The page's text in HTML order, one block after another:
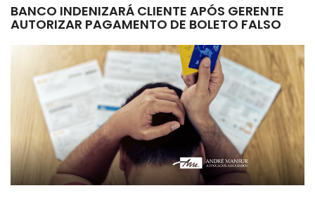
BANCO INDENIZARÁ CLIENTE APÓS GERENTE
AUTORIZAR PAGAMENTO DE BOLETO FALSO